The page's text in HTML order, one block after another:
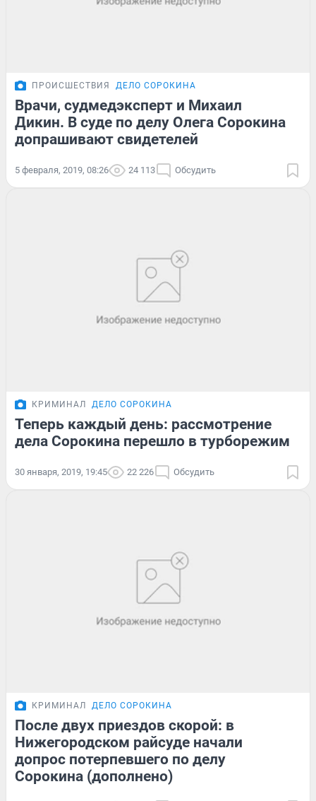
ПРОИСШЕСТВИЯ ДЕЛО СОРОКИНА
Врачи, судмедэксперт и Михаил
Дикин. В суде по делу Олега Сорокина
допрашивают свидетелей
5 февраля, 2019, 08:26 24 113 Обсудить
КРИМИНАЛ ДЕЛО СОРОКИНА
Теперь каждый день: рассмотрение
дела Сорокина перешло в турборежим
30 января, 2019, 19:45 22 226 Обсудить
КРИМИНАЛ ДЕЛО СОРОКИНА
После двух приездов скорой: в
Нижегородском райсуде начали
допрос потерпевшего по делу
Сорокина (дополнено)